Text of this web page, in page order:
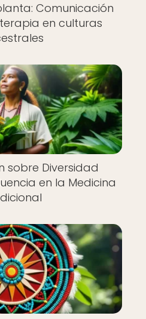
Comunicación
en culturas
sobre Diversidad
en la Medicina